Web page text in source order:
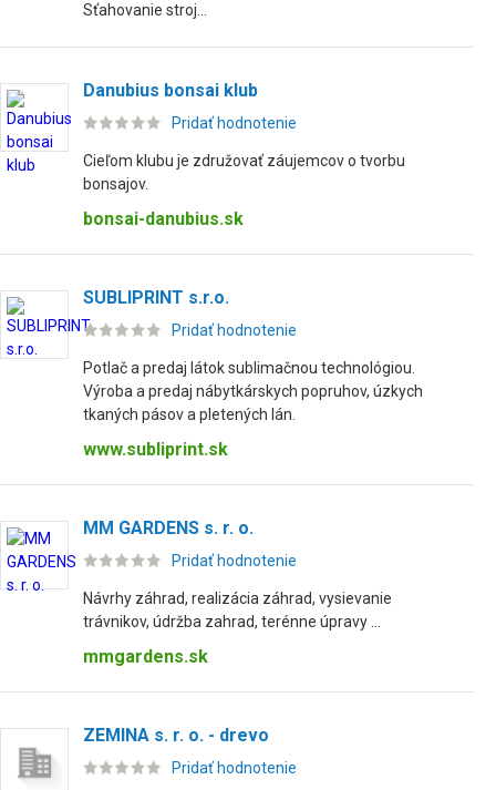
Sťahovanie stroj...
Danubius bonsai klub
Pridať hodnotenie
Cieľom klubu je združovať záujemcov o tvorbu
bonsajov.
bonsai-danubius.sk
SUBLIPRINT s.r.o.
Pridať hodnotenie
Potlač a predaj látok sublimačnou technológiou.
Výroba a predaj nábytkárskych popruhov, úzkych
tkaných pásov a pletených lán.
www.subliprint.sk
MM GARDENS s. r. o.
Pridať hodnotenie
Návrhy záhrad, realizácia záhrad, vysievanie
trávnikov, údržba zahrad, terénne úpravy ...
mmgardens.sk
ZEMINA s. r. o. - drevo
Pridať hodnotenie